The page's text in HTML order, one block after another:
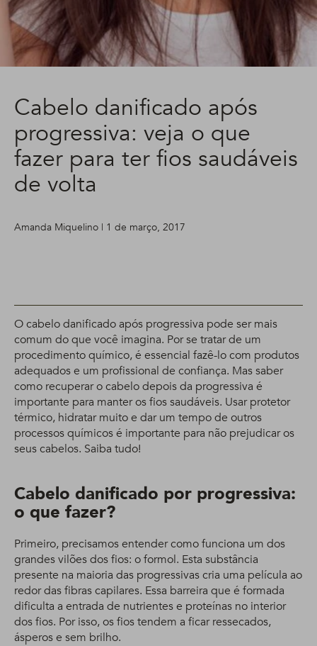
Cabelo danificado após
progressiva: veja o que
fazer para ter fios saudáveis
de volta
Amanda Miquelino | 1 de março, 2017
O cabelo danificado após progressiva pode ser mais
comum do que você imagina. Por se tratar de um
procedimento químico, é essencial fazê-lo com produtos
adequados e um profissional de confiança. Mas saber
como recuperar o cabelo depois da progressiva é
importante para manter os fios saudáveis. Usar protetor
térmico, hidratar muito e dar um tempo de outros
processos químicos é importante para não prejudicar os
seus cabelos. Saiba tudo!
Cabelo danificado por progressiva:
o que fazer?
Primeiro, precisamos entender como funciona um dos
grandes vilões dos fios: o formol. Esta substância
presente na maioria das progressivas cria uma película ao
redor das fibras capilares. Essa barreira que é formada
dificulta a entrada de nutrientes e proteínas no interior
dos fios. Por isso, os fios tendem a ficar ressecados,
ásperos e sem brilho.